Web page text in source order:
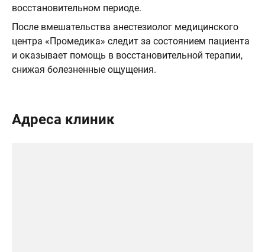
восстановительном периоде.
После вмешательства анестезиолог медицинского
центра «Промедика» следит за состоянием пациента
и оказывает помощь в восстановительной терапии,
снижая болезненные ощущения.
Адреса клиник